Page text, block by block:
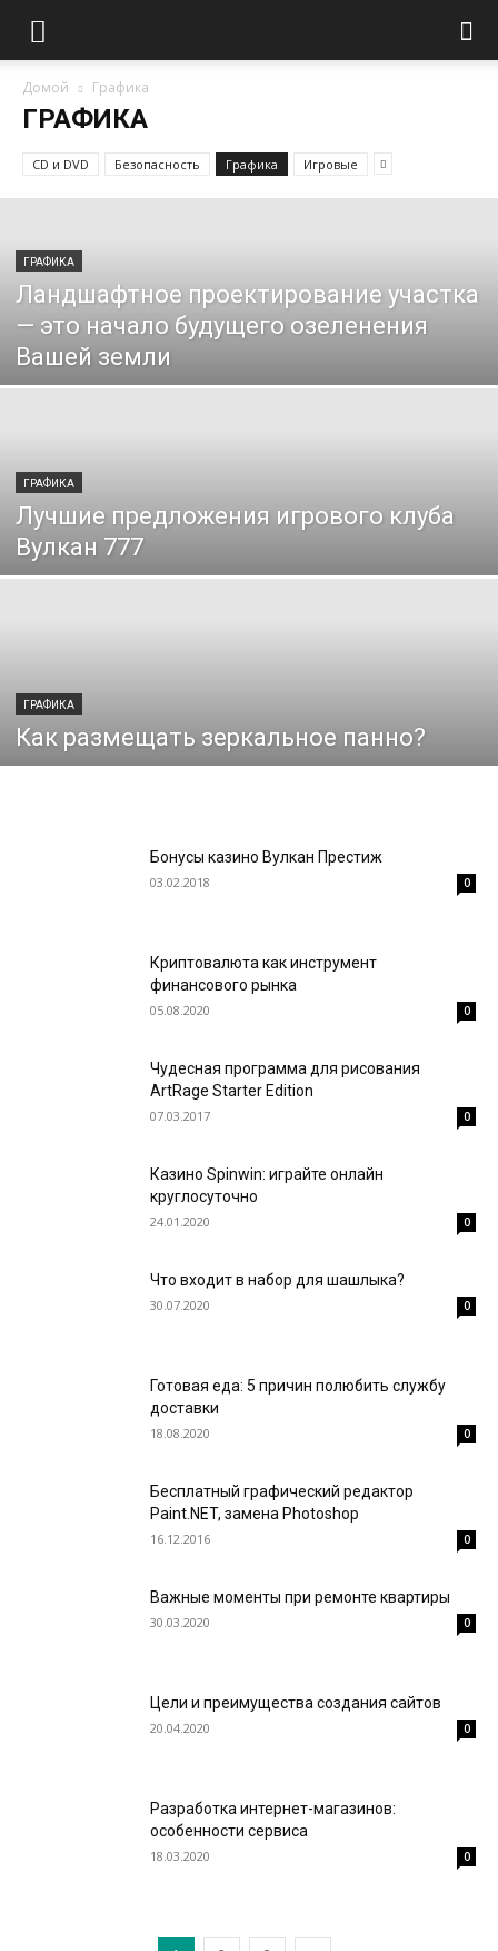
Домой Графика
ГРАФИКА
CD и DVD Безопасность Графика Игровые
ГРАФИКА
Ландшафтное проектирование участка
— это начало будущего озеленения
Вашей земли
ГРАФИКА
Лучшие предложения игрового клуба
Вулкан 777
ГРАФИКА
Как размещать зеркальное панно?
Бонусы казино Вулкан Престиж
03.02.2018 0
Криптовалюта как инструмент
финансового рынка
05.08.2020 0
Чудесная программа для рисования
ArtRage Starter Edition
07.03.2017 0
Казино Spinwin: играйте онлайн
круглосуточно
24.01.2020 0
Что входит в набор для шашлыка?
30.07.2020 0
Готовая еда: 5 причин полюбить службу
доставки
18.08.2020 0
Бесплатный графический редактор
Paint.NET, замена Photoshop
16.12.2016 0
Важные моменты при ремонте квартиры
30.03.2020 0
Цели и преимущества создания сайтов
20.04.2020 0
Разработка интернет-магазинов:
особенности сервиса
18.03.2020 0